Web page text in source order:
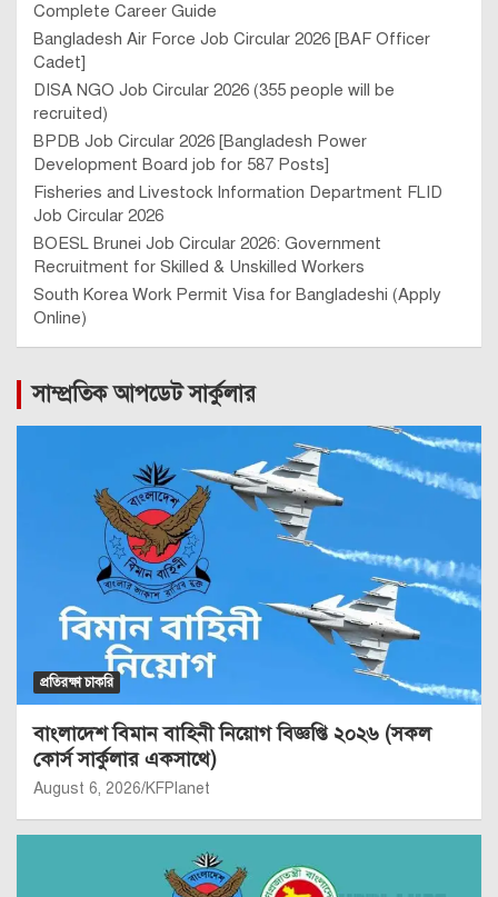
Complete Career Guide
Bangladesh Air Force Job Circular 2026 [BAF Officer
Cadet]
DISA NGO Job Circular 2026 (355 people will be
recruited)
BPDB Job Circular 2026 [Bangladesh Power
Development Board job for 587 Posts]
Fisheries and Livestock Information Department FLID
Job Circular 2026
BOESL Brunei Job Circular 2026: Government
Recruitment for Skilled & Unskilled Workers
South Korea Work Permit Visa for Bangladeshi (Apply
Online)
সাম্প্রতিক আপডেট সার্কুলার
প্রতিরক্ষা চাকরি
বাংলাদেশ বিমান বাহিনী নিয়োগ বিজ্ঞপ্তি ২০২৬ (সকল
কোর্স সার্কুলার একসাথে)
August 6, 2026 KFPlanet